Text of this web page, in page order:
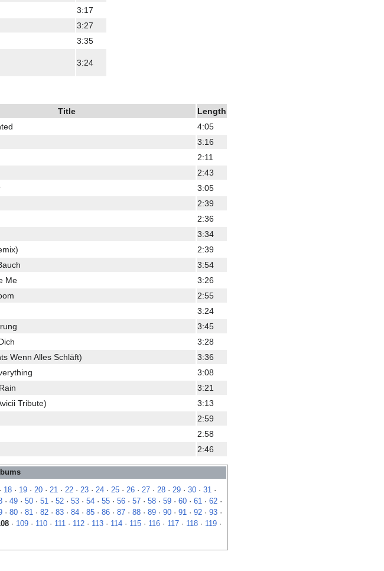
3:17
3:27
3:35
3:24
Title
Length
4:05
3:16
2:11
2:43
3:05
2:39
2:36
3:34
2:39
3:54
Me
3:26
2:55
3:24
3:45
3:28
Wenn Alles Schläft)
3:36
3:08
3:21
Tribute)
3:13
2:59
2:58
2:46
· 18 · 19 · 20 · 21 · 22 · 23 · 24 · 25 · 26 · 27 · 28 · 29 · 30 · 31 ·
· 49 · 50 · 51 · 52 · 53 · 54 · 55 · 56 · 57 · 58 · 59 · 60 · 61 · 62 ·
· 80 · 81 · 82 · 83 · 84 · 85 · 86 · 87 · 88 · 89 · 90 · 91 · 92 · 93 ·
· 109 · 110 · 111 · 112 · 113 · 114 · 115 · 116 · 117 · 118 · 119 ·